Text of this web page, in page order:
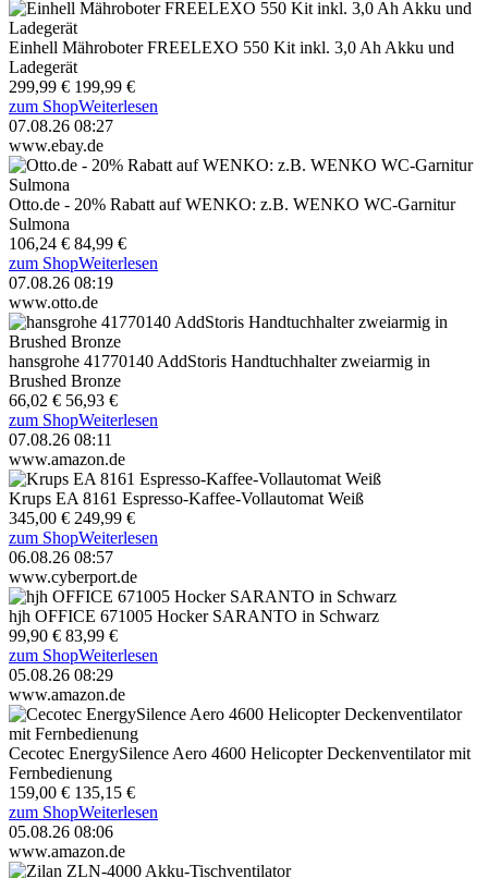
Einhell Mähroboter FREELEXO 550 Kit inkl. 3,0 Ah Akku und
Ladegerät
299,99 € 199,99 €
zum ShopWeiterlesen
07.08.26 08:27
www.ebay.de
Otto.de - 20% Rabatt auf WENKO: z.B. WENKO WC-Garnitur
Sulmona
106,24 € 84,99 €
zum ShopWeiterlesen
07.08.26 08:19
www.otto.de
hansgrohe 41770140 AddStoris Handtuchhalter zweiarmig in
Brushed Bronze
66,02 € 56,93 €
zum ShopWeiterlesen
07.08.26 08:11
www.amazon.de
Krups EA 8161 Espresso-Kaffee-Vollautomat Weiß
345,00 € 249,99 €
zum ShopWeiterlesen
06.08.26 08:57
www.cyberport.de
hjh OFFICE 671005 Hocker SARANTO in Schwarz
99,90 € 83,99 €
zum ShopWeiterlesen
05.08.26 08:29
www.amazon.de
Cecotec EnergySilence Aero 4600 Helicopter Deckenventilator mit
Fernbedienung
159,00 € 135,15 €
zum ShopWeiterlesen
05.08.26 08:06
www.amazon.de